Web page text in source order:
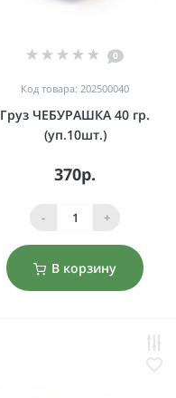
0
Код товара: 202500040
Груз ЧЕБУРАШКА 40 гр.
(уп.10шт.)
370р.
- +
В корзину